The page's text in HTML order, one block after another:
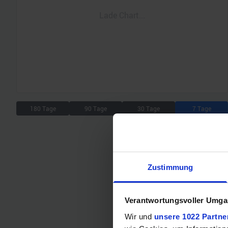
Zustimmung
Verantwortungsvoller
Wir und unsere 1022
180 Tage 90 Tage 30 Tage 7 Tage